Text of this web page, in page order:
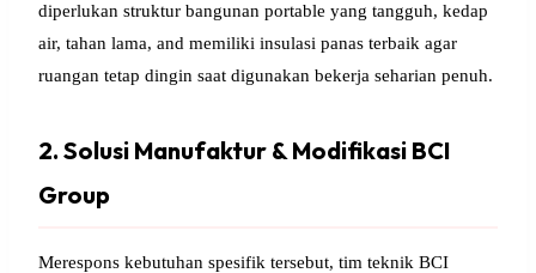
diperlukan struktur bangunan portable yang tangguh, kedap
air, tahan lama, and memiliki insulasi panas terbaik agar
ruangan tetap dingin saat digunakan bekerja seharian penuh.
2. Solusi Manufaktur & Modifikasi BCI
Group
Merespons kebutuhan spesifik tersebut, tim teknik BCI